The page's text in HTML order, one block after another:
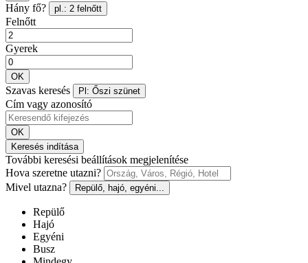
Hány fő? pl.: 2 felnőtt
Felnőtt
Gyerek
OK
Szavas keresés Pl: Őszi szünet
Cím vagy azonosító
OK
Keresés indítása
További keresési beállítások megjelenítése
Hova szeretne utazni?
Mivel utazna?
Repülő, hajó, egyéni...
Repülő
Hajó
Egyéni
Busz